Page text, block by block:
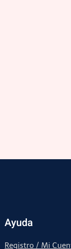
Ayuda
Registro / Mi